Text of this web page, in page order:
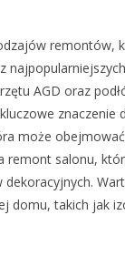
remontów,
AGD oraz
znaczenie
może
remont salonu,
domu, takich jak